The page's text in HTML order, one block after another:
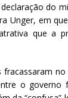
do
Unger, em
que a
no
o governo